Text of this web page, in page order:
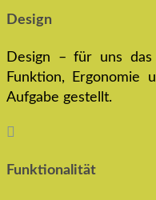
Design
Design – für uns das
Funktion, Ergonomie
Aufgabe gestellt.

Funktionalität